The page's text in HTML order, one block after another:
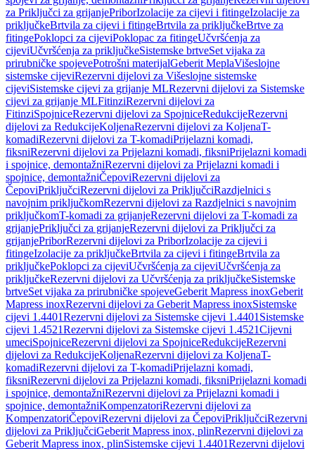
za Priključci za grijanjePriborIzolacije za cijevi i fitingeIzolacije za
priključkeBrtvila za cijevi i fitingeBrtvila za priključkeBrtve za
fitingePoklopci za cijeviPoklopac za fitingeUčvršćenja za
cijeviUčvršćenja za priključkeSistemske brtveSet vijaka za
prirubničke spojevePotrošni materijalGeberit MeplaVišeslojne
sistemske cijeviRezervni dijelovi za Višeslojne sistemske
cijeviSistemske cijevi za grijanje MLRezervni dijelovi za Sistemske
cijevi za grijanje MLFitinziRezervni dijelovi za
FitinziSpojniceRezervni dijelovi za SpojniceRedukcijeRezervni
dijelovi za RedukcijeKoljenaRezervni dijelovi za KoljenaT-
komadiRezervni dijelovi za T-komadiPrijelazni komadi,
fiksniRezervni dijelovi za Prijelazni komadi, fiksniPrijelazni komadi
i spojnice, demontažniRezervni dijelovi za Prijelazni komadi i
spojnice, demontažniČepoviRezervni dijelovi za
ČepoviPriključciRezervni dijelovi za PriključciRazdjelnici s
navojnim priključkomRezervni dijelovi za Razdjelnici s navojnim
priključkomT-komadi za grijanjeRezervni dijelovi za T-komadi za
grijanjePriključci za grijanjeRezervni dijelovi za Priključci za
grijanjePriborRezervni dijelovi za PriborIzolacije za cijevi i
fitingeIzolacije za priključkeBrtvila za cijevi i fitingeBrtvila za
priključkePoklopci za cijeviUčvršćenja za cijeviUčvršćenja za
priključkeRezervni dijelovi za Učvršćenja za priključkeSistemske
brtveSet vijaka za prirubničke spojeveGeberit Mapress inoxGeberit
Mapress inoxRezervni dijelovi za Geberit Mapress inoxSistemske
cijevi 1.4401Rezervni dijelovi za Sistemske cijevi 1.4401 Sistemske
cijevi 1.4521Rezervni dijelovi za Sistemske cijevi 1.4521Cijevni
umeciSpojniceRezervni dijelovi za SpojniceRedukcijeRezervni
dijelovi za RedukcijeKoljenaRezervni dijelovi za KoljenaT-
komadiRezervni dijelovi za T-komadiPrijelazni komadi,
fiksniRezervni dijelovi za Prijelazni komadi, fiksniPrijelazni komadi
i spojnice, demontažniRezervni dijelovi za Prijelazni komadi i
spojnice, demontažniKompenzatoriRezervni dijelovi za
KompenzatoriČepoviRezervni dijelovi za ČepoviPriključciRezervni
dijelovi za PriključciGeberit Mapress inox, plinRezervni dijelovi za
Geberit Mapress inox, plinSistemske cijevi 1.4401Rezervni dijelovi